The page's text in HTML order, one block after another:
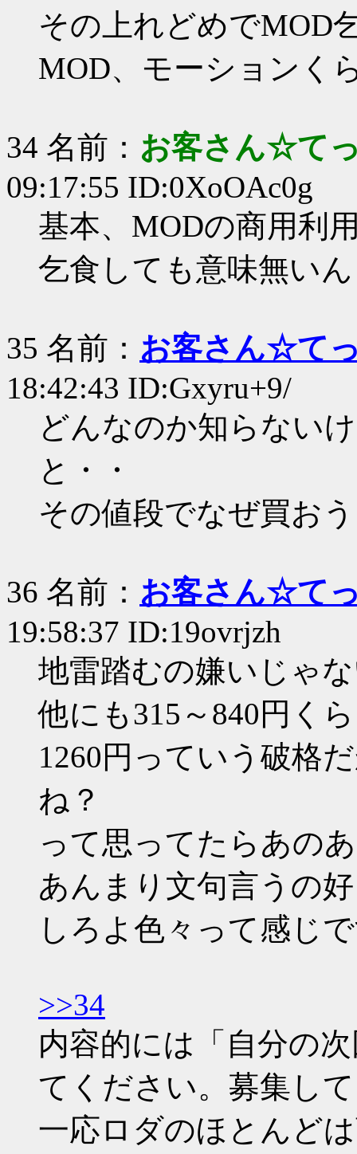
その上れどめでMOD
MOD、モーションく
34 名前： お客さん☆て
09:17:55 ID:0XoOAc0g
基本、MODの商用利
乞食しても意味無い
35 名前： お客さん☆て
18:42:43 ID:Gxyru+9/
どんなのか知らない
と・・
その値段でなぜ買お
36 名前： お客さん☆て
19:58:37 ID:19ovrjzh
地雷踏むの嫌いじゃ
他にも315～840円く
1260円っていう破格
ね？
って思ってたらあの
あんまり文句言うの
しろよ色々って感じ
>>34
内容的には「自分の
てください。募集し
一応ロダのほとんど